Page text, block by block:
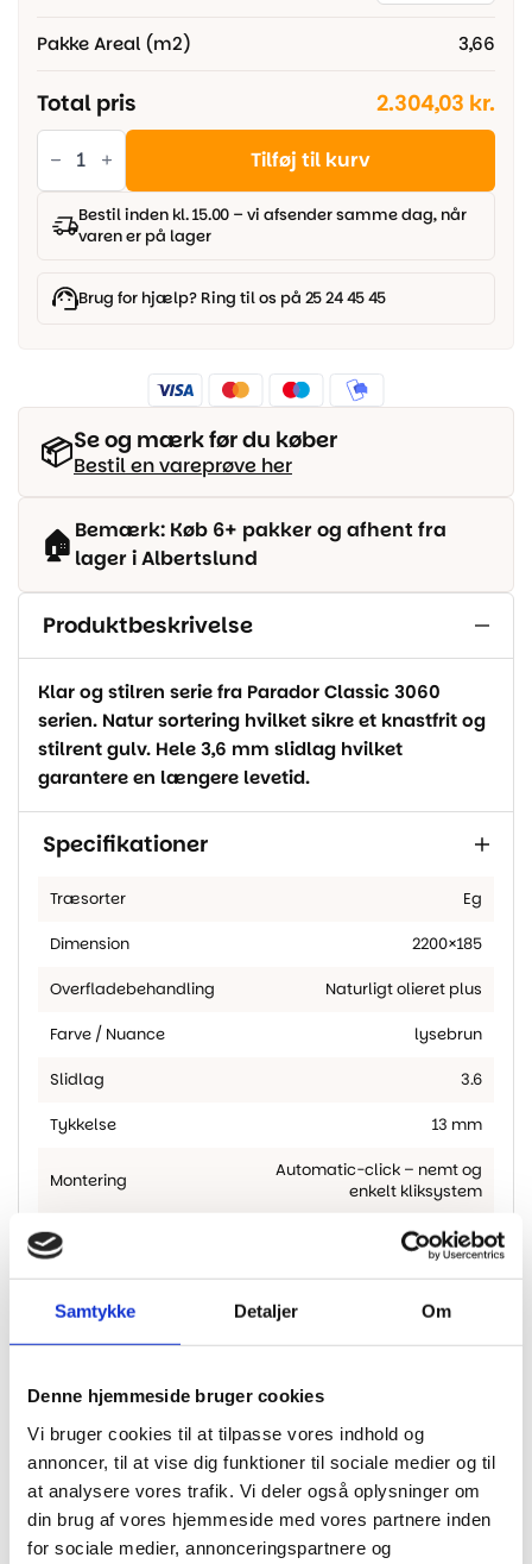
Samtykke Detaljer Om
Denne hjemmeside bruger cookies
Vi bruger cookies til at tilpasse vores indhold og
annoncer, til at vise dig funktioner til sociale medier og til
at analysere vores trafik. Vi deler også oplysninger om
din brug af vores hjemmeside med vores partnere inden
for sociale medier, annonceringspartnere og
Pakke Areal (m2) 3,66
Total pris 2.304,03 kr.
Parador
Classic
3060
-
Planke
Natur
antal
Tilføj til kurv
Bestil inden kl. 15.00 – vi afsender samme dag, når
varen er på lager
Brug for hjælp? Ring til os på 25 24 45 45
📦Se og mærk før du køber
Bestil en vareprøve her
🏠 Bemærk: Køb 6+ pakker og afhent fra
lager i Albertslund
Produktbeskrivelse
Klar og stilren serie fra Parador Classic 3060
serien. Natur sortering hvilket sikre et knastfrit og
stilrent gulv. Hele 3,6 mm slidlag hvilket
garantere en længere levetid.
Specifikationer
Træsorter Eg
Dimension 2200×185
Overfladebehandling Naturligt olieret plus
Farve / Nuance lysebrun
Slidlag 3.6
Tykkelse 13 mm
Montering
Automatic-click – nemt og
enkelt kliksystem
Brand PARADOR
M2 Pr. Pakke 3.663